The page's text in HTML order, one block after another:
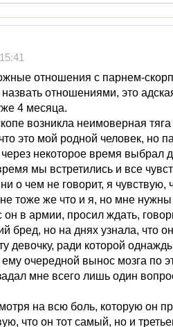
отношения с парнем-
отношениями, это
4 месяца.
возникла неимоверная тяга
это мой родной человек, но
некоторое время выбрал
мы встретились и все
о чем не говорит, я чувствую,
тоже же что и я, но мне
он в армии, просил ждать,
бред, но на днях узнала, что
девочку, ради которой
ему очередной вынос мозга по
мне всего лишь один
на всю боль, которую он
что он тот самый, но и